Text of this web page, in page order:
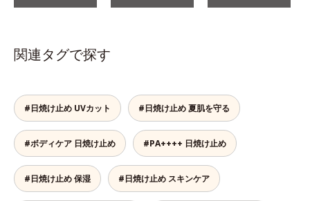
関連タグで探す
#日焼け止め UVカット #日焼け止め 夏肌を守る
#ボディケア 日焼け止め #PA++++ 日焼け止め
#日焼け止め 保湿 #日焼け止め スキンケア